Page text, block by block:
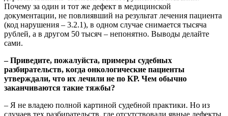
Почему за один и тот же дефект в медицинской
документации, не повлиявший на результат лечения пациента
(код нарушения – 3.2.1), в одном случае снимается тысяча
рублей, а в другом 50 тысяч – непонятно. Выводы делайте
сами.
– Приведите, пожалуйста, примеры судебных
разбирательств, когда онкологические пациенты
утверждали, что их лечили не по КР. Чем обычно
заканчиваются такие тяжбы?
– Я не владею полной картиной судебной практики. Но из
случаев тех разбирательств, где отсутствовали явные дефекты